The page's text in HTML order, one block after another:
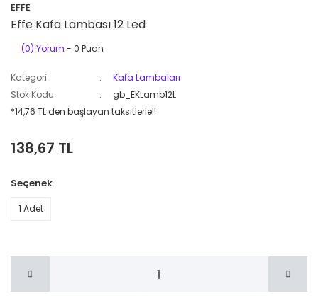
EFFE
Effe Kafa Lambası 12 Led
(0) Yorum - 0 Puan
Kategori
Kafa Lambaları
Stok Kodu
gb_EKLamb12L
*14,76 TL den başlayan taksitlerle!!
138,67 TL
Seçenek
1 Adet